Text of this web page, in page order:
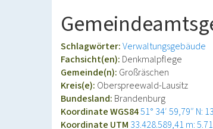
Schlagwörter:Verwaltungsgebäude
Fachsicht(en): Denkmalpflege
Gemeinde(n): Großräschen
Kreis(e): Oberspreewald-Lausitz
Bundesland: Brandenburg
Koordinate WGS8451° 34′ 59,79″ N:
Koordinate UTM 33.428.589,41 m: